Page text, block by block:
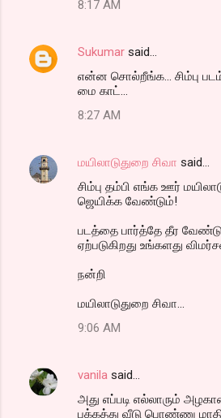
8:17 AM
Sukumar said…
என்ன சொல்றீங்க... சிம்பு
மை காட்...
8:27 AM
மயிலாடுதுறை சிவா said…
சிம்பு தம்பி எங்க ஊர்
ஜெயிக்க வேண்டும்!
படத்தை பார்த்தே தீர
ஏற்படுகிறது உங்களது
நன்றி
மயிலாடுதுறை சிவா...
9:06 AM
vanila said…
அது எப்படி எல்லாரும்
பக்கத்து வீடு பொண்ணு